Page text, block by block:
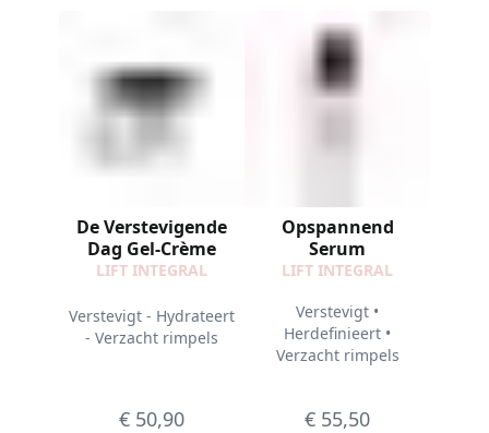
De Verstevigende
Dag Gel-Crème
LIFT INTEGRAL
Verstevigt - Hydrateert
- Verzacht rimpels
€ 50,90
Opspannend
Serum
LIFT INTEGRAL
Verstevigt •
Herdefinieert •
Verzacht rimpels
€ 55,50